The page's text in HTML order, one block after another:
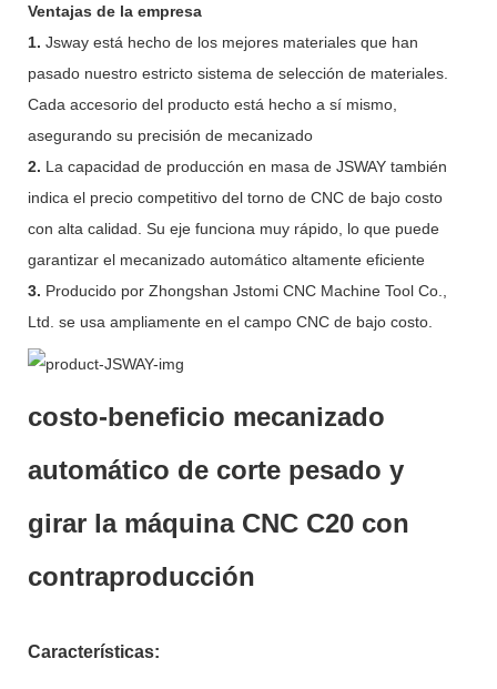
Ventajas de la empresa
1. Jsway está hecho de los mejores materiales que han
pasado nuestro estricto sistema de selección de materiales.
Cada accesorio del producto está hecho a sí mismo,
asegurando su precisión de mecanizado
2. La capacidad de producción en masa de JSWAY también
indica el precio competitivo del torno de CNC de bajo costo
con alta calidad. Su eje funciona muy rápido, lo que puede
garantizar el mecanizado automático altamente eficiente
3. Producido por Zhongshan Jstomi CNC Machine Tool Co.,
Ltd. se usa ampliamente en el campo CNC de bajo costo.
costo-beneficio mecanizado
automático de corte pesado y
girar la máquina CNC C20 con
contraproducción
Características: